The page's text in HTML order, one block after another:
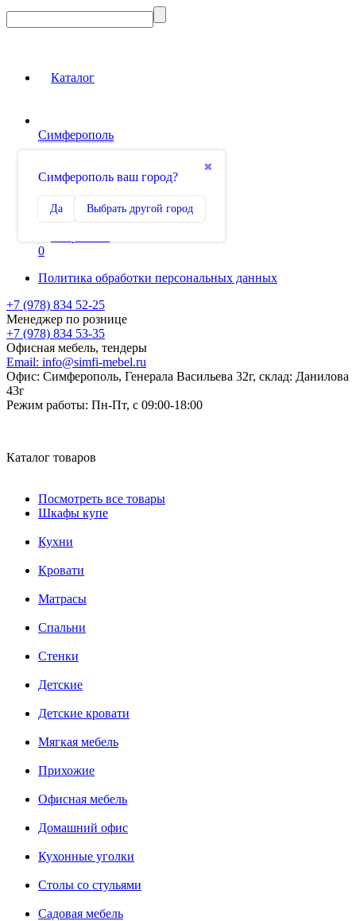
Каталог
Симферополь
✖
Симферополь ваш город?
Да Выбрать другой город
Сравнение
0
Политика обработки персональных данных
+7 (978) 834 52-25
Менеджер по рознице
+7 (978) 834 53-35
Офисная мебель, тендеры
Email: info@simfi-mebel.ru
Офис: Симферополь, Генерала Васильева 32г, склад: Данилова
43г
Режим работы: Пн-Пт, с 09:00-18:00
Каталог товаров
Посмотреть все товары
Шкафы купе
Кухни
Кровати
Матрасы
Cпальни
Стенки
Детские
Детские кровати
Мягкая мебель
Прихожие
Офисная мебель
Домашний офис
Кухонные уголки
Столы со стульями
Садовая мебель